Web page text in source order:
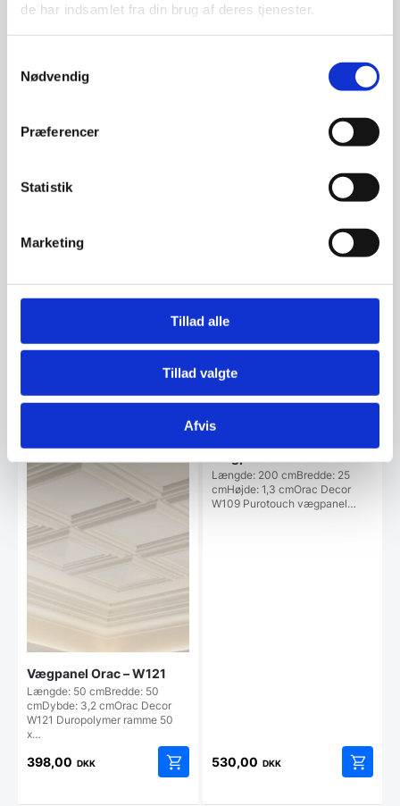
de har indsamlet fra din brug af deres tjenester.
Nødvendig
Præferencer
Statistik
Marketing
Tillad alle
Tillad valgte
Afvis
Længde: 200 cmBredde: 1,8
cmHøjde: 25 cmOrac Decor
530,00DKK
Mulighed for mængderabat
Længde: 150 cmBredde: 50
cmDybde: 3,2 cmOrac Decor
Mulighed for mængderabat
Vægpanel Orac – W121
Længde: 50 cmBredde: 50
cmDybde: 3,2 cmOrac Decor
W121 Duropolymer ramme 50
x…
398,00 DKK
Længde: 200 cmBredde: 25
cmHøjde: 1,3 cmOrac Decor
W109 Purotouch vægpanel…
530,00 DKK